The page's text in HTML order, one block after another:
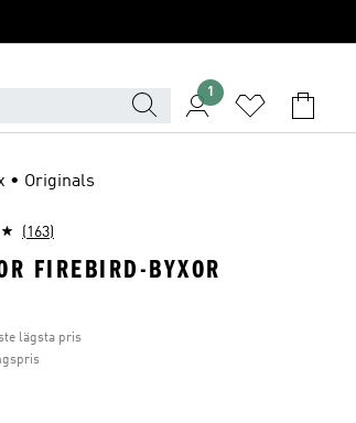
1
• Originals
(163)
FIREBIRD-BYXOR
lägsta pris